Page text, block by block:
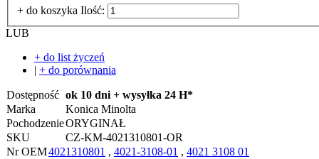
+ do koszyka Ilość:
LUB
+ do list życzeń
| + do porównania
Dostępność ok 10 dni + wysyłka 24 H*
Marka
Konica Minolta
PochodzenieORYGINAŁ
SKU
CZ-KM-4021310801-OR
Nr OEM4021310801 , 4021-3108-01 , 4021 3108 01